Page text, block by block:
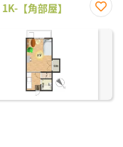
【角部屋】
に入